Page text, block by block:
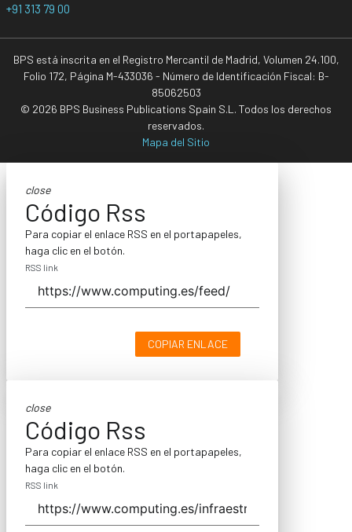
+91 313 79 00
BPS está inscrita en el Registro Mercantil de Madrid, Volumen 24.100,
Folio 172, Página M-433036 - Número de Identificación Fiscal: B-
85062503
© 2026 BPS Business Publications Spain S.L. Todos los derechos
reservados.
Mapa del Sitio
close
Código Rss
Para copiar el enlace RSS en el portapapeles,
haga clic en el botón.
RSS link
COPIAR ENLACE
close
Código Rss
Para copiar el enlace RSS en el portapapeles,
haga clic en el botón.
RSS link